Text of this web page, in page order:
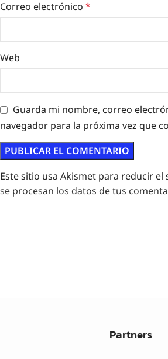
Correo electrónico *
Web
Guarda mi nombre, correo
navegador para la próxima vez que
Este sitio usa Akismet para reducir el
se procesan los datos de tus
Partners